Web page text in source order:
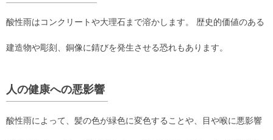
酸性雨はコンクリートや大理石まで溶かします。 歴史的価値のある
建造物や彫刻、銅像に錆びを発生させる恐れもあります。
人の健康への悪影響
酸性雨によって、髪の色が緑色に変色することや、目や喉に悪影響